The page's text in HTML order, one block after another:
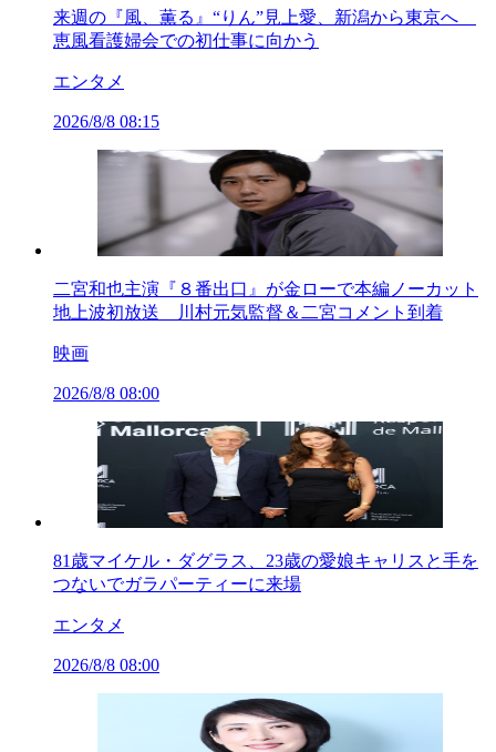
来週の『風、薫る』“りん”見上愛、新潟から東京へ
恵風看護婦会での初仕事に向かう
エンタメ
2026/8/8 08:15
二宮和也主演『８番出口』が金ローで本編ノーカット
地上波初放送 川村元気監督＆二宮コメント到着
映画
2026/8/8 08:00
81歳マイケル・ダグラス、23歳の愛娘キャリスと手を
つないでガラパーティーに来場
エンタメ
2026/8/8 08:00